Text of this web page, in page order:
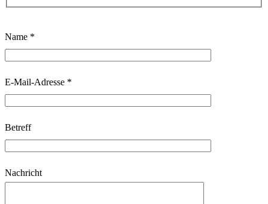
t
t
e
a
s
s
Name *
E-Mail-Adresse *
Betreff
Nachricht